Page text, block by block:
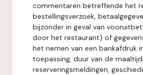
commentaren betreffende het
bestellingsverzoek,
bijzonder in geval van
door het restaurant) of
het nemen van een bankafdruk
toepassing, duur van de maaltijd,
reserveringsmeldingen,